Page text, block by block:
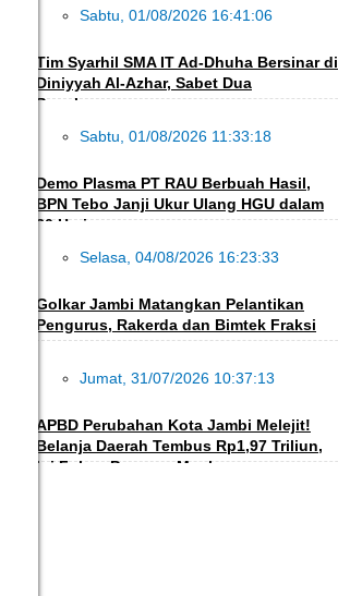
PENDIDIKAN
Sabtu, 01/08/2026 16:41:06
Tim Syarhil SMA IT Ad-Dhuha Bersinar di
Diniyyah Al-Azhar, Sabet Dua
Penghargaan
DAERAH
Sabtu, 01/08/2026 11:33:18
Demo Plasma PT RAU Berbuah Hasil,
BPN Tebo Janji Ukur Ulang HGU dalam
30 Hari
DAERAH
Selasa, 04/08/2026 16:23:33
Golkar Jambi Matangkan Pelantikan
Pengurus, Rakerda dan Bimtek Fraksi
DAERAH
Jumat, 31/07/2026 10:37:13
APBD Perubahan Kota Jambi Melejit!
Belanja Daerah Tembus Rp1,97 Triliun,
Ini Fokus Program Maulana